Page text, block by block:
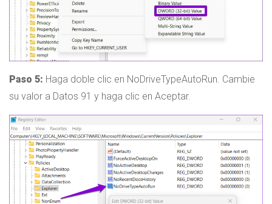
Paso 5: Haga doble clic en NoDriveTypeAutoRun. Cambie
su valor a Datos 91 y haga clic en Aceptar.